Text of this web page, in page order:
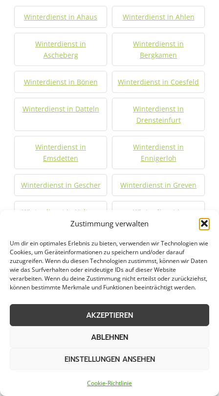
Zustimmung verwalten
Um dir ein optimales Erlebnis zu bieten, verwenden wir Technologien wie
Cookies, um Geräteinformationen zu speichern und/oder darauf
zuzugreifen. Wenn du diesen Technologien zustimmst, können wir Daten
wie das Surfverhalten oder eindeutige IDs auf dieser Website
verarbeiten. Wenn du deine Zustimmung nicht erteilst oder zurückziehst,
können bestimmte Merkmale und Funktionen beeinträchtigt werden.
AKZEPTIEREN
ABLEHNEN
EINSTELLUNGEN ANSEHEN
Cookie-Richtlinie
Winterdienst in Ahaus Winterdienst in Ahlen
Winterdienst in
Ascheberg
Winterdienst in
Bergkamen
Winterdienst in Bönen Winterdienst in Coesfeld
Winterdienst in Datteln
Winterdienst in
Drensteinfurt
Winterdienst in
Emsdetten
Winterdienst in
Ennigerloh
Winterdienst in Gescher Winterdienst in Greven
Winterdienst in Haltern
am See
Winterdienst in
Harsewinkel
Winterdienst in
Havixbeck
Winterdienst in Hörstel
Winterdienst in
Winterdienst in Kamen
Winterdienst in Klein
Winterdienst in
Winterdienst in Lotte
Winterdienst in